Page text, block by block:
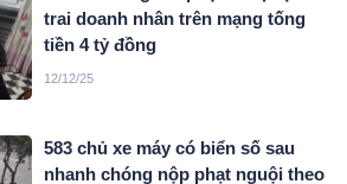
trai doanh nhân trên mạng tống
tiền 4 tỷ đồng
12/12/25
583 chủ xe máy có biển số sau
nhanh chóng nộp phạt nguội theo